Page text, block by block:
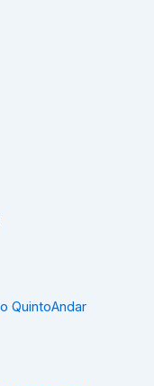
QuintoAndar